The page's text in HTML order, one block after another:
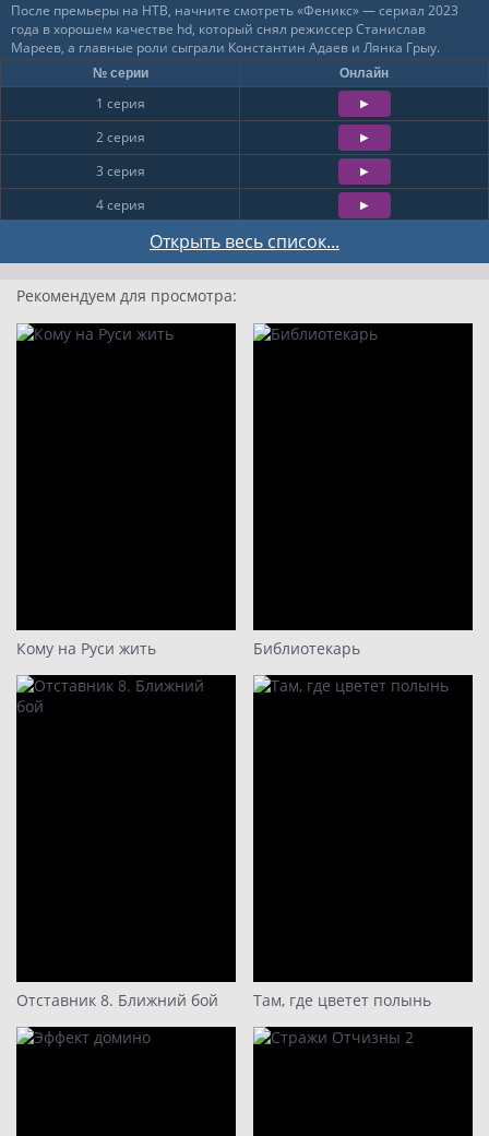
После премьеры на НТВ, начните смотреть «Феникс» — сериал 2023
года в хорошем качестве hd, который снял режиссер Станислав
Мареев, а главные роли сыграли Константин Адаев и Лянка Грыу.
Открыть весь список...
№ серии Онлайн
1 серия
2 серия
3 серия
4 серия
7 серия
8 серия
Рекомендуем для просмотра:
Кому на Руси жить Библиотекарь
Отставник 8. Ближний бой Там, где цветет полынь